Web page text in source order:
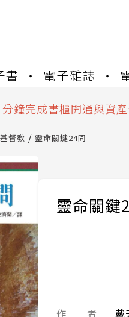
書 電子雜誌
閱讀資產合併與書櫃
分鐘完成書櫃開通與資
閱讀資產合併與書櫃開
基督教 靈命關鍵24問
靈命關鍵
作 者
戴